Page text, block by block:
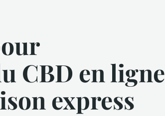
CBD en ligne
express